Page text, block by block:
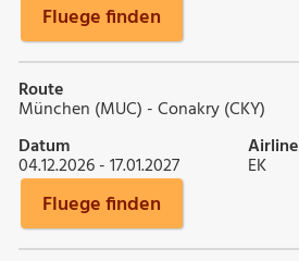
Fluege finden
Route
München (MUC) - Conakry (CKY)
Datum
04.12.2026 - 17.01.2027
Airline
EK
Fluege finden